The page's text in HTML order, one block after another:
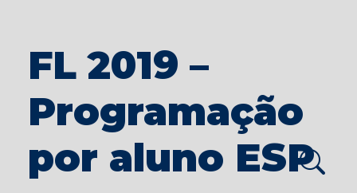
FL 2019 –
Programação
por aluno ESP